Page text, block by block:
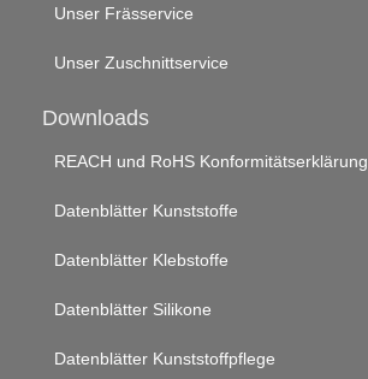
Unser Frässervice
Unser Zuschnittservice
Downloads
REACH und RoHS Konformitätserklärung
Datenblätter Kunststoffe
Datenblätter Klebstoffe
Datenblätter Silikone
Datenblätter Kunststoffpflege